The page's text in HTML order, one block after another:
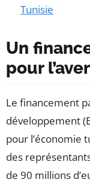
Tunisie
Un
pour
Le financement
développement
pour l’économie
des
de 90 millions